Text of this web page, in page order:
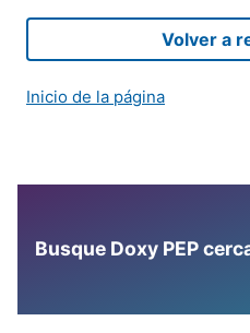
Volver a
Inicio de la página
Busque Doxy PEP